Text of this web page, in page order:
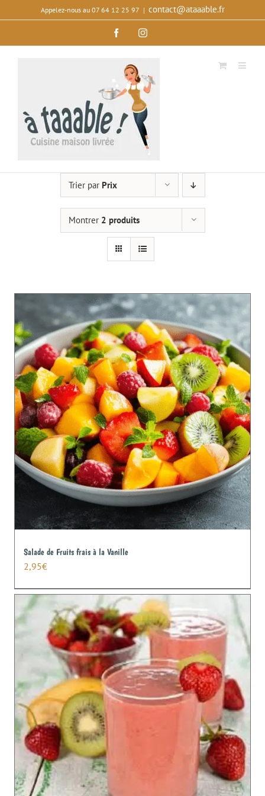
au
Appelez‑nous au 07 64 12 25 97 | contact@ataaable.fr
FacebookInstagram
Trier par Prix
Montrer 2 produits
Salade de Fruits frais à la Vanille
2,95€